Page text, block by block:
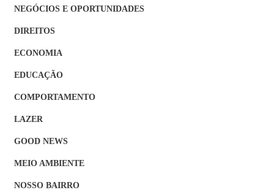
NEGÓCIOS E OPORTUNIDADES
DIREITOS
ECONOMIA
EDUCAÇÃO
COMPORTAMENTO
LAZER
GOOD NEWS
MEIO AMBIENTE
NOSSO BAIRRO